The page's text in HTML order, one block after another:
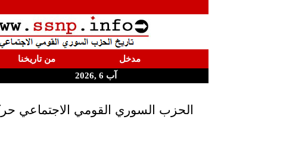
مدخل من تاريخنا
آب 6 ,2026
الحزب السوري القومي الاجتماعي